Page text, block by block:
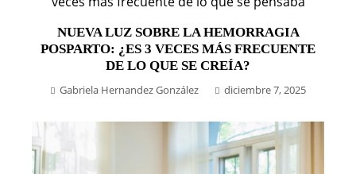
NUEVA LUZ SOBRE LA HEMORRAGIA
POSPARTO: ¿ES 3 VECES MÁS FRECUENTE
DE LO QUE SE CREÍA?
Gabriela Hernandez González diciembre 7, 2025